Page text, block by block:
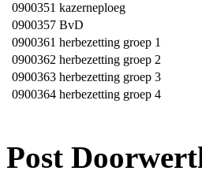
0900351 kazerneploeg
0900357 BvD
0900361 herbezetting groep 1
0900362 herbezetting groep 2
0900363 herbezetting groep 3
0900364 herbezetting groep 4
Post